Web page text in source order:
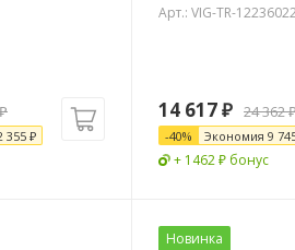
355 ₽
Арт.: VIG-TR-
14 617₽ 24 362
-40% Экономия 9
+ 1462 ₽ бонус
Новинка